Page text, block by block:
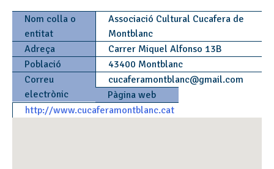
Nom colla o
entitat
Associació Cultural Cucafera de
Montblanc
Adreça
Carrer Miquel Alfonso 13B
Població
43400 Montblanc
Correu
electrònic
cucaferamontblanc@gmail.com
Pàgina web
http://www.cucaferamontblanc.cat